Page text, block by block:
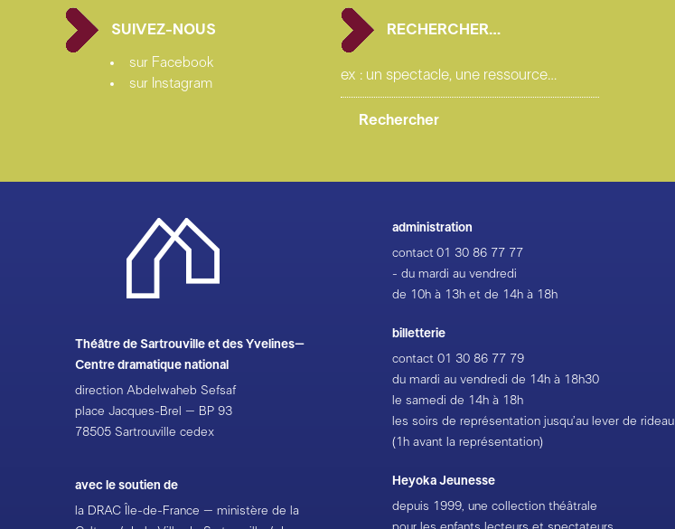
SUIVEZ-NOUS
sur Facebook
sur Instagram
RECHERCHER…
Théâtre de Sartrouville et des Yvelines–
Centre dramatique national
direction Abdelwaheb Sefsaf
place Jacques-Brel – BP 93
78505 Sartrouville cedex
avec le soutien de
la DRAC Île-de-France – ministère de la
administration
contact01 30 86 77 77
- du mardi au vendredi
de 10h à 13h et de 14h à 18h
billetterie
contact01 30 86 77 79
du mardi au vendredi de 14h à 18h30
le samedi de 14h à 18h
les soirs de représentation jusqu’au lever de rideau
(1h avant la représentation)
Heyoka Jeunesse
depuis 1999, une collection théâtrale